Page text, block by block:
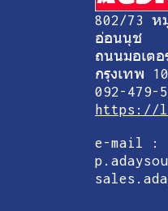
802/73 ห
อ่อนนุช
ถนนมอเตอ
กรุงเทพ
092-479-
https://
e-mail :